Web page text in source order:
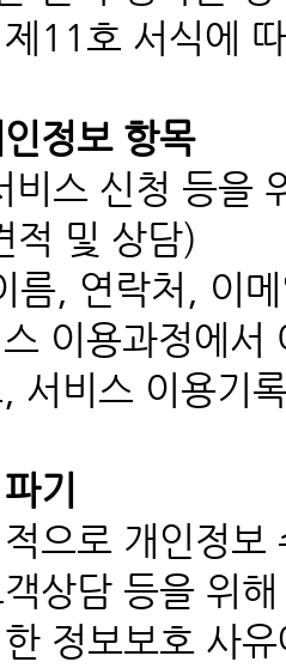
11호 서식에
정보 항목
비스 신청 등을
적 및 상담)
름, 연락처, 이
이용과정에서
서비스 이용기
기
으로 개인정보
상담 등을 위
정보보호 사